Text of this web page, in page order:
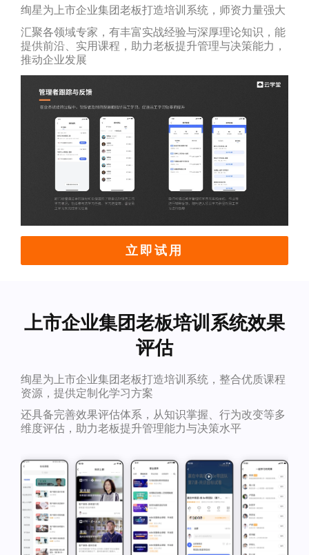
绚星为上市企业集团老板打造培训系统，师资力量强大
汇聚各领域专家，有丰富实战经验与深厚理论知识，能
提供前沿、实用课程，助力老板提升管理与决策能力，
推动企业发展
立即试用
上市企业集团老板培训系统效果
评估
绚星为上市企业集团老板打造培训系统，整合优质课程
资源，提供定制化学习方案
还具备完善效果评估体系，从知识掌握、行为改变等多
维度评估，助力老板提升管理能力与决策水平